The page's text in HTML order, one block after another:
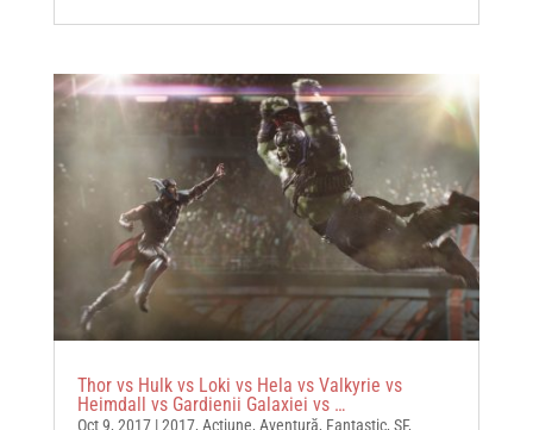
Thor vs Hulk vs Loki vs Hela vs Valkyrie vs
Heimdall vs Gardienii Galaxiei vs …
Oct 9, 2017|2017, Acțiune, Aventură, Fantastic, SF,